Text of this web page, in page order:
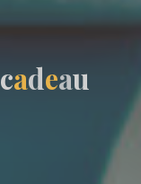
cadeau